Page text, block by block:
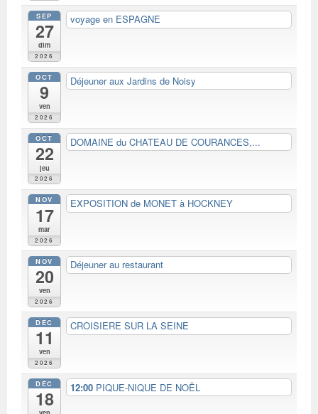
SEP
27
dim
2026
voyage en ESPAGNE
OCT
9
ven
2026
Déjeuner aux Jardins de Noisy
OCT
22
jeu
2026
DOMAINE du CHATEAU DE COURANCES,...
NOV
17
mar
2026
EXPOSITION de MONET à HOCKNEY
NOV
20
ven
2026
Déjeuner au restaurant
DÉC
11
ven
2026
CROISIERE SUR LA SEINE
DÉC
18
12:00 PIQUE-NIQUE DE NOËL